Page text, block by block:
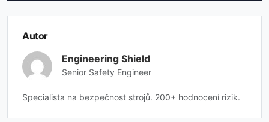
Autor
Engineering Shield
Senior Safety Engineer
Specialista na bezpečnost strojů. 200+ hodnocení rizik.